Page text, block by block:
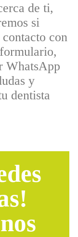
de ti,
si
con
WhatsApp
y
dentista